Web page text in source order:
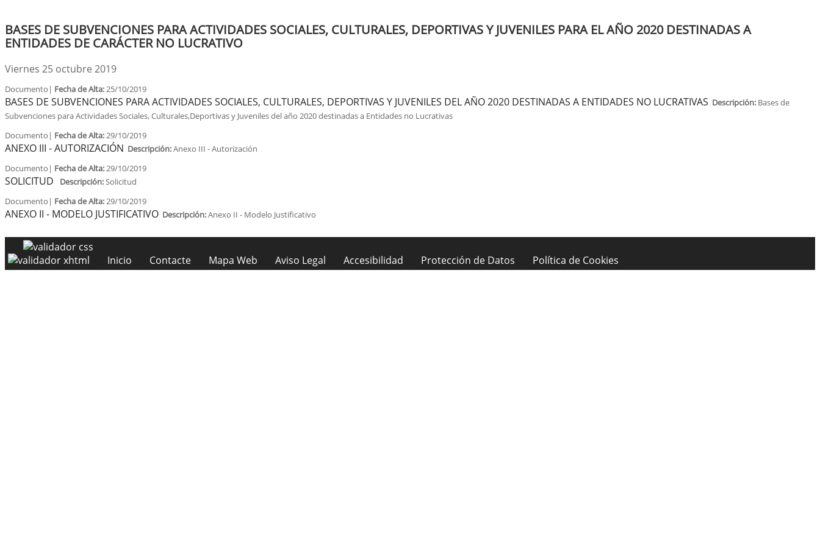
BASES DE SUBVENCIONES PARA ACTIVIDADES SOCIALES, CULTURALES, DEPORTIVAS Y JUVENILES PARA EL AÑO 2020 DESTINADAS A
ENTIDADES DE CARÁCTER NO LUCRATIVO
Viernes 25 octubre 2019
Documento| Fecha de Alta:25/10/2019
BASES DE SUBVENCIONES PARA ACTIVIDADES SOCIALES, CULTURALES, DEPORTIVAS Y JUVENILES DEL AÑO 2020 DESTINADAS A ENTIDADES NO LUCRATIVAS Descripción: Bases de
Subvenciones para Actividades Sociales, Culturales,Deportivas y Juveniles del año 2020 destinadas a Entidades no Lucrativas
Documento| Fecha de Alta:29/10/2019
ANEXO III - AUTORIZACIÓN Descripción:Anexo III - Autorización
Documento| Fecha de Alta:29/10/2019
SOLICITUD Descripción:Solicitud
Documento| Fecha de Alta:29/10/2019
ANEXO II - MODELO JUSTIFICATIVO Descripción:Anexo II - Modelo Justificativo
Inicio Contacte Mapa Web Aviso Legal Accesibilidad Protección de Datos Política de Cookies